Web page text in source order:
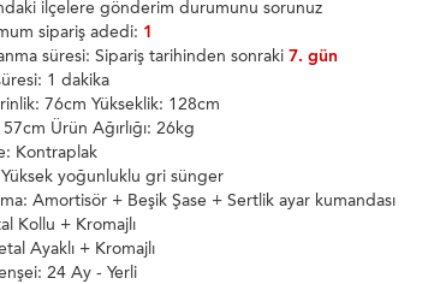
ilçelere gönderim durumunu sorunuz
sipariş adedi: 1
süresi: Sipariş tarihinden sonraki 7. gün
1 dakika
76cm Yükseklik: 128cm
Ürün Ağırlığı: 26kg
Kontraplak
Yüksek yoğunluklu gri sünger
Amortisör + Beşik Şase + Sertlik ayar kumandası
Kollu + Kromajlı
Ayaklı + Kromajlı
24 Ay - Yerli